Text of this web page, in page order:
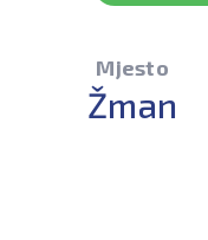
Mjesto
Žman